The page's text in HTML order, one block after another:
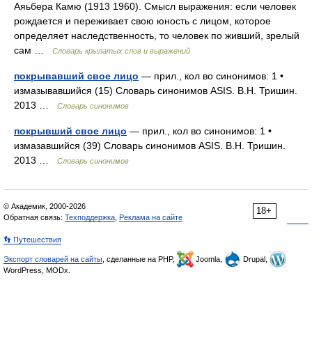
Аяьбера Камю (1913 1960). Смысл выражения: если человек
рождается и переживает свою юность с лицом, которое
определяет наследственность, то человек по живший, зрелый
сам …
Словарь крылатых слов и выражений
покрывавший свое лицо — прил., кол во синонимов: 1 •
измазывавшийся (15) Словарь синонимов ASIS. В.Н. Тришин.
2013 …
Словарь синонимов
покрывший свое лицо — прил., кол во синонимов: 1 •
измазавшийся (39) Словарь синонимов ASIS. В.Н. Тришин.
2013 …
Словарь синонимов
18+
© Академик, 2000-2026
Обратная связь: Техподдержка Реклама на сайте
👣 Путешествия
Экспорт словарей на сайты , сделанные на PHP, Joomla,
Drupal,
WordPress, MODx.